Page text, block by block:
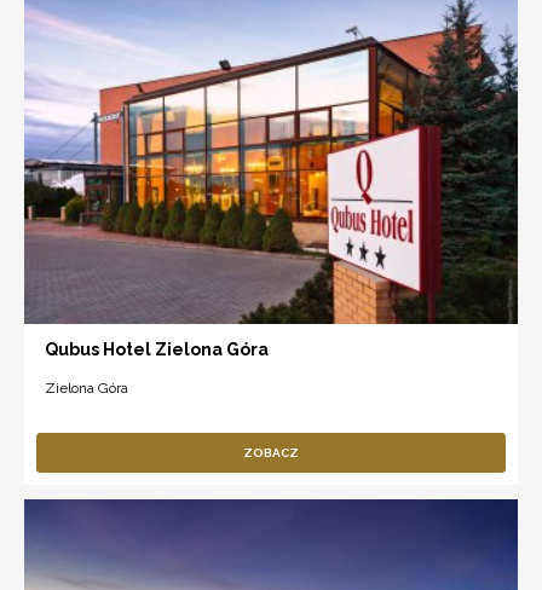
Qubus Hotel Zielona Góra
Zielona Góra
ZOBACZ